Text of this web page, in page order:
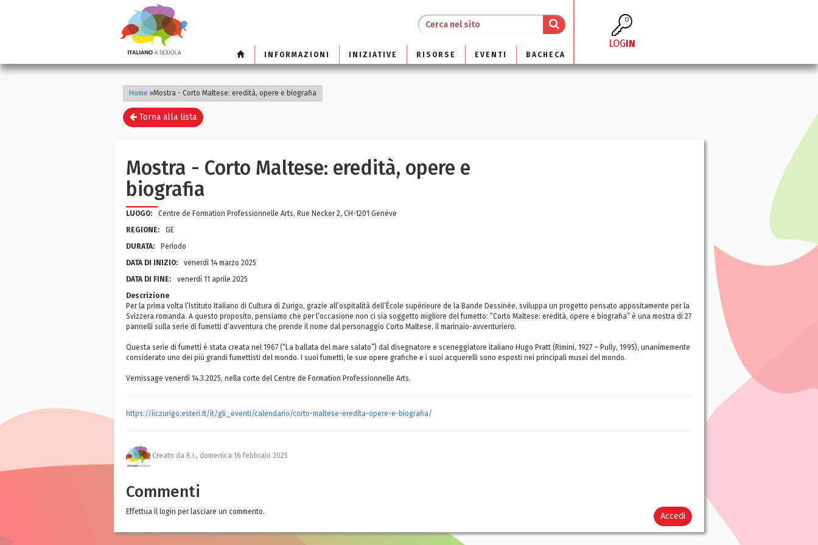
INFORMAZIONI INIZIATIVE RISORSE EVENTI BACHECA
LOGIN
Home »Mostra - Corto Maltese: eredità, opere e biografia
Torna alla lista
Mostra - Corto Maltese: eredità, opere e
biografia
LUOGO:
Centre de Formation Professionnelle Arts, Rue Necker 2, CH-1201 Genève
REGIONE:
GE
DURATA:
Periodo
DATA DI INIZIO:
venerdì 14 marzo 2025
DATA DI FINE:
venerdì 11 aprile 2025
Descrizione
Per la prima volta l’Istituto Italiano di Cultura di Zurigo, grazie all’ospitalità dell’École supérieure de la Bande Dessinée, sviluppa un progetto pensato appositamente per la
Svizzera romanda. A questo proposito, pensiamo che per l’occasione non ci sia soggetto migliore del fumetto: “Corto Maltese: eredità, opere e biografia” è una mostra di 27
pannelli sulla serie di fumetti d’avventura che prende il nome dal personaggio Corto Maltese, il marinaio-avventuriero.
Questa serie di fumetti è stata creata nel 1967 (“La ballata del mare salato”) dal disegnatore e sceneggiatore italiano Hugo Pratt (Rimini, 1927 – Pully, 1995), unanimemente
considerato uno dei più grandi fumettisti del mondo. I suoi fumetti, le sue opere grafiche e i suoi acquerelli sono esposti nei principali musei del mondo.
Vernissage venerdì 14.3.2025, nella corte del Centre de Formation Professionnelle Arts.
https://iiczurigo.esteri.it/it/gli_eventi/calendario/corto-maltese-eredita-opere-e-biografia/
Creato da R.I., domenica 16 febbraio 2025
Commenti
Effettua il login per lasciare un commento. Accedi